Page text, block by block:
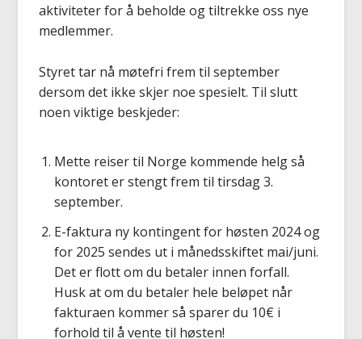
aktiviteter for å beholde og tiltrekke oss nye
medlemmer.
Styret tar nå møtefri frem til september
dersom det ikke skjer noe spesielt. Til slutt
noen viktige beskjeder:
Mette reiser til Norge kommende helg så
kontoret er stengt frem til tirsdag 3.
september.
E-faktura ny kontingent for høsten 2024 og
for 2025 sendes ut i månedsskiftet mai/juni.
Det er flott om du betaler innen forfall.
Husk at om du betaler hele beløpet når
fakturaen kommer så sparer du 10€ i
forhold til å vente til høsten!